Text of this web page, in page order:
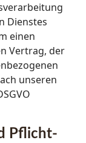
Dienstes
einen
Vertrag, der
unseren
Pflicht­